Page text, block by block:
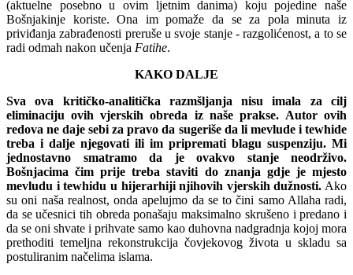
(aktuelne posebno u ovim ljetnim danima) koju pojedine naše
Bošnjakinje koriste. Ona im pomaže da se za pola minuta iz
priviđanja zabrađenosti preruše u svoje stanje - razgolićenost, a to se
radi odmah nakon učenja Fatihe.
KAKO DALJE
Sva ova kritičko-analitička razmšljanja nisu imala za cilj
eliminaciju ovih vjerskih obreda iz naše prakse. Autor ovih
redova ne daje sebi za pravo da sugeriše da li mevlude i tewhide
treba i dalje njegovati ili im pripremati blagu suspenziju. Mi
jednostavno smatramo da je ovakvo stanje neodrživo.
Bošnjacima čim prije treba staviti do znanja gdje je mjesto
mevludu i tewhidu u hijerarhiji njihovih vjerskih dužnosti. Ako
su oni naša realnost, onda apelujmo da se to čini samo Allaha radi,
da se učesnici tih obreda ponašaju maksimalno skrušeno i predano i
da se oni shvate i prihvate samo kao duhovna nadgradnja kojoj mora
prethoditi temeljna rekonstrukcija čovjekovog života u skladu sa
postuliranim načelima islama.